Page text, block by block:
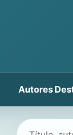
Autores
Buscar libros